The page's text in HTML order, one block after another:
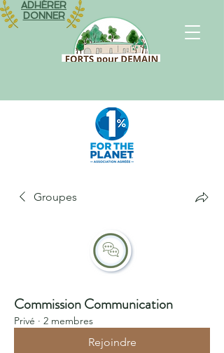
ADHÉRER
DONNER
Groupes
Commission Communication
Privé · 2 membres
Rejoindre